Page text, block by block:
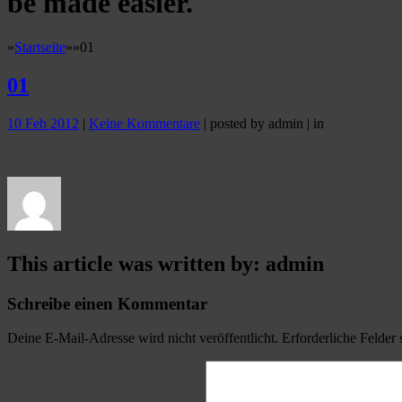
»Startseite»»01
01
10 Feb 2012 | Keine Kommentare | posted by admin | in
This article was written by: admin
Schreibe einen Kommentar
Deine E-Mail-Adresse wird nicht veröffentlicht. Erforderliche Felder